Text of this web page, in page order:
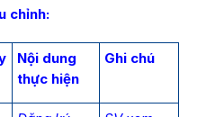
chỉnh:
Nội dung
thực hiện
Ghi chú